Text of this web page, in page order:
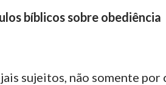
bíblicos sobre obediência
sujeitos, não somente por